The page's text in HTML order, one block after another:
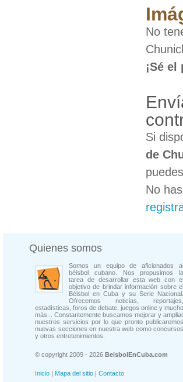
No
¡Sé
Si
de
No
Quienes somos
Somos un equipo de aficionados al
béisbol cubano. Nos propusimos la
tarea de desarrollar esta web con el
objetivo de brindar información sobre el
Béisbol en Cuba y su Serie Nacional.
Ofrecemos noticias, reportajes,
estadísticas, foros de debate, juegos online y mucho
más... Constantemente buscamos mejorar y ampliar
nuestros servicios por lo que pronto publicaremos
nuevas secciones en nuestra web como concursos
y otros entretenimientos.
© copyright 2009 - 2026 BeisbolEnCuba.com
Inicio | Mapa del sitio | Contacto